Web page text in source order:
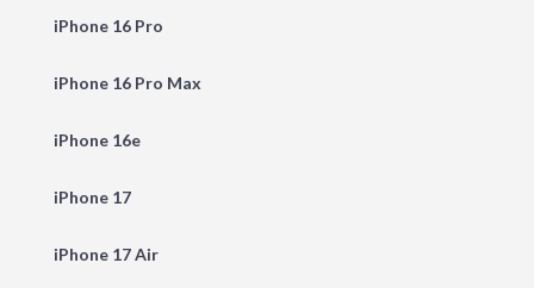
iPhone 16 Pro
iPhone 16 Pro Max
iPhone 16e
iPhone 17
iPhone 17 Air